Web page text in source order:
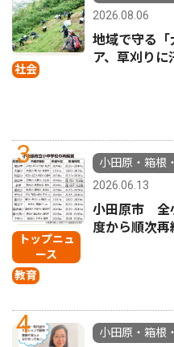
社会
2026.08.06
地域で守る
ア、草刈り
3
トップニュ
ース
教育
小田原・箱根
2026.06.13
小田原市 全
度から順次再
4
小田原・箱根